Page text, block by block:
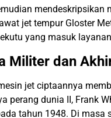
jet tempur Gloster
yang masuk
Militer dan
jet ciptaannya
perang dunia II, Frank
tahun 1948. Di